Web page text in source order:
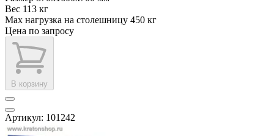
Вес 113 кг
Max нагрузка на столешницу 450 кг
Цена по запросу
В корзину
Артикул: 101242